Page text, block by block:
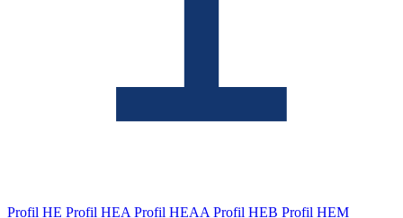
Profil HE Profil HEA Profil HEAA Profil HEB Profil HEM